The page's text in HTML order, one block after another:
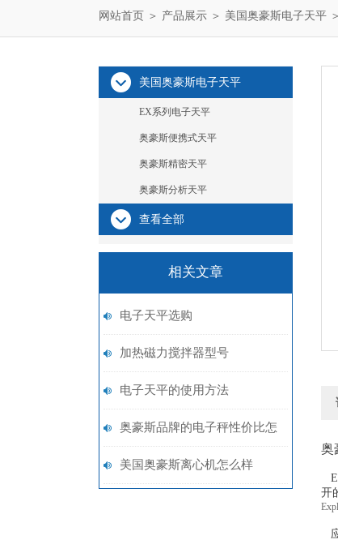
网站首页 ＞ 产品展示 ＞ 美国奥豪斯电子天平 ＞
美国奥豪斯电子天平
EX系列电子天平
奥豪斯便携式天平
奥豪斯精密天平
奥豪斯分析天平
查看全部
相关文章
电子天平选购
加热磁力搅拌器型号
电子天平的使用方法
奥豪斯品牌的电子秤性价比怎
么样?
美国奥豪斯离心机怎么样
奥
开